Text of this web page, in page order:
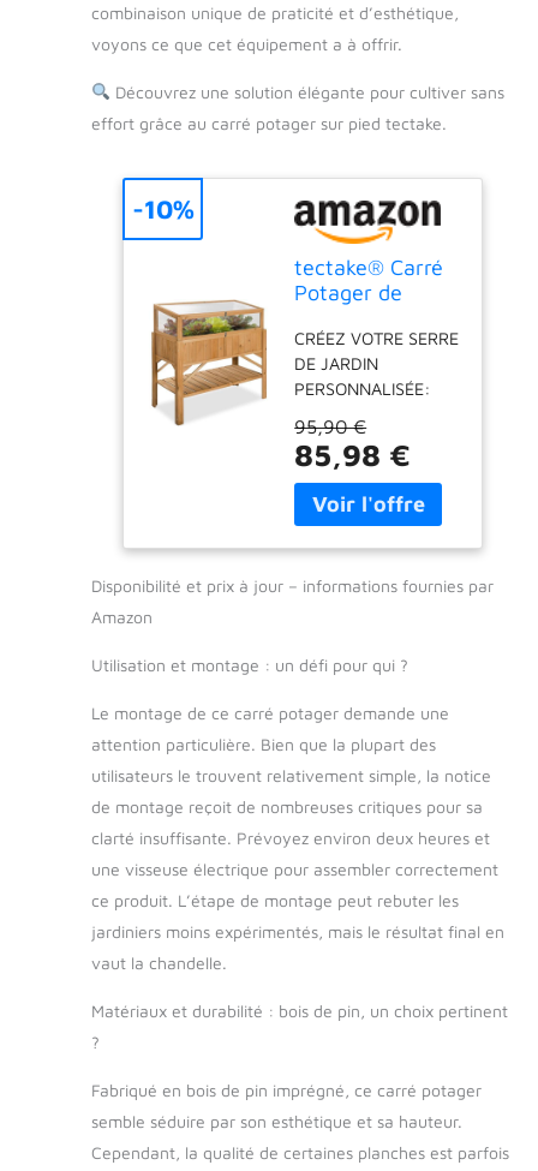
combinaison unique de praticité et d’esthétique,
voyons ce que cet équipement a à offrir.
Découvrez une solution élégante pour cultiver sans
effort grâce au carré potager sur pied tectake.
tectake® Carré
Potager de
surélevé en Bois,
Bac à semis
Jardiniere Bois
avec Rangement
pour Les Outils,
Mini Serre
Châssis Incluse -
119 x 57 x 90
cm
CRÉEZ VOTRE SERRE
DE JARDIN
PERSONNALISÉE:
le plus petit des
espaces en un
potager extérieur
luxuriant avec notre
jardinieres exterieur,
herbes aromatiques,
fraises. Avec une
hauteur confortable,
dites adieu aux
douleurs de dos et
bonjour à des
récoltes abondantes,
le tout, directement
sur votre balcon ou
OPTIMISÉ, RÉCOLTES
grande taille n'est
c'est un véritable
écosystème pour
vos semis potager.
95,90 €
85,98 €
-10%
Disponibilité et prix à jour – informations fournies par
Amazon
Utilisation et montage : un défi pour qui ?
Le montage de ce carré potager demande une
attention particulière. Bien que la plupart des
utilisateurs le trouvent relativement simple, la notice
de montage reçoit de nombreuses critiques pour sa
clarté insuffisante. Prévoyez environ deux heures et
une visseuse électrique pour assembler correctement
ce produit. L’étape de montage peut rebuter les
jardiniers moins expérimentés, mais le résultat final en
vaut la chandelle.
Matériaux et durabilité : bois de pin, un choix pertinent
?
Fabriqué en bois de pin imprégné, ce carré potager
semble séduire par son esthétique et sa hauteur.
Cependant, la qualité de certaines planches est parfois